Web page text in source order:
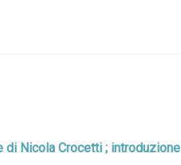
Nicola Crocetti ;